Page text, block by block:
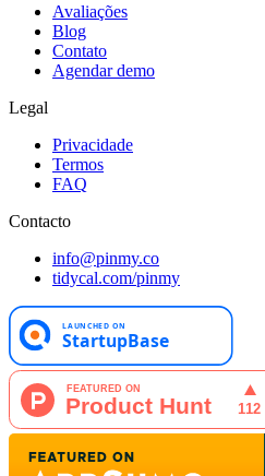
Avaliações
Blog
Contato
Agendar demo
Legal
Privacidade
Termos
FAQ
Contacto
info@pinmy.co
tidycal.com/pinmy